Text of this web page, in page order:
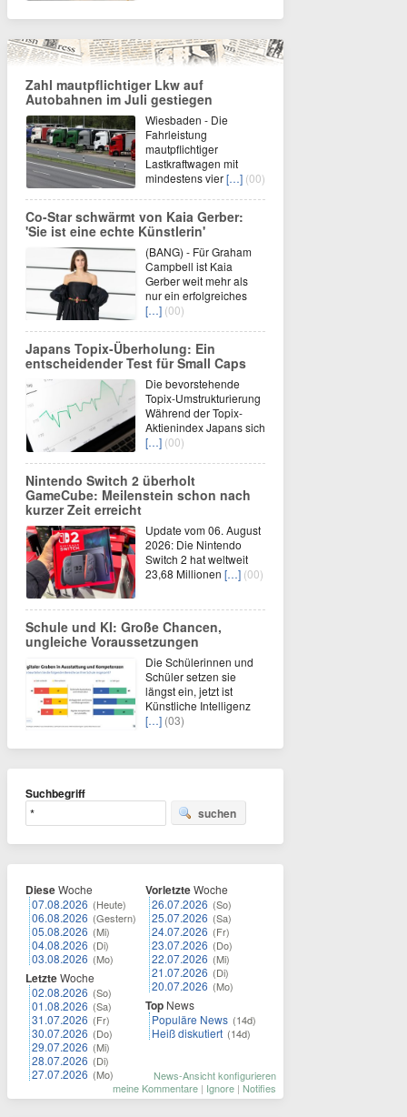
Zahl mautpflichtiger Lkw auf
Autobahnen im Juli gestiegen
Wiesbaden - Die
Fahrleistung
mautpflichtiger
Lastkraftwagen mit
mindestens vier[…] (00)
Co-Star schwärmt von Kaia Gerber:
'Sie ist eine echte Künstlerin'
(BANG) - Für Graham
Campbell ist Kaia
Gerber weit mehr als
nur ein erfolgreiches
[…] (00)
Japans Topix-Überholung: Ein
entscheidender Test für Small Caps
Die bevorstehende
Topix-Umstrukturierung
Während der Topix-
Aktienindex Japans sich
[…] (00)
Nintendo Switch 2 überholt
GameCube: Meilenstein schon nach
kurzer Zeit erreicht
Update vom 06. August
2026: Die Nintendo
Switch 2 hat weltweit
23,68 Millionen […] (00)
Schule und KI: Große Chancen,
ungleiche Voraussetzungen
Die Schülerinnen und
Schüler setzen sie
längst ein, jetzt ist
Künstliche Intelligenz
[…] (03)
Suchbegriff
suchen
DieseWoche
07.08.2026 (Heute)
06.08.2026 (Gestern)
05.08.2026 (Mi)
04.08.2026 (Di)
03.08.2026 (Mo)
LetzteWoche
02.08.2026 (So)
01.08.2026 (Sa)
31.07.2026 (Fr)
30.07.2026 (Do)
29.07.2026 (Mi)
28.07.2026 (Di)
27.07.2026 (Mo)
VorletzteWoche
26.07.2026 (So)
25.07.2026 (Sa)
24.07.2026 (Fr)
23.07.2026 (Do)
22.07.2026 (Mi)
21.07.2026 (Di)
20.07.2026 (Mo)
Top News
Populäre News (14d)
Heiß diskutiert (14d)
News-Ansicht konfigurieren
meine Kommentare | Ignore | Notifies